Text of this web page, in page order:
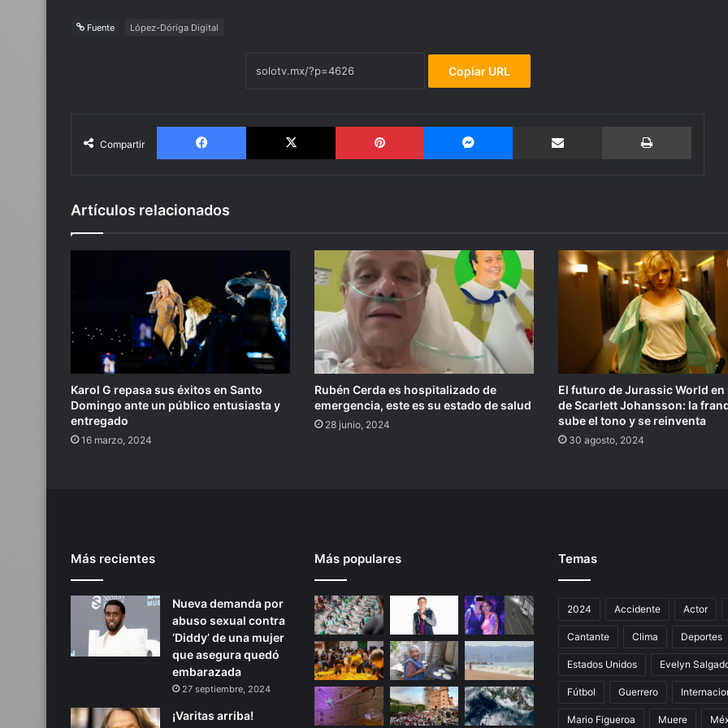
Fuente López-Dóriga Digital
Copiar URL
Compartir
Facebook X Pinterest Messenger Compartir por email
Artículos relacionados
Karol G repasa sus éxitos en Santo
Domingo ante un público entusiasta y
entregado
16 marzo, 2024
Rubén Cerda es hospitalizado de
emergencia, este es su estado de salud
28 junio, 2024
El futuro de Jurassic World en
de Scarlett Johansson: la
sube el tono y se reinventa
30 agosto, 2024
Más recientes
Nueva demanda por
abuso sexual contra
‘Diddy’ de una mujer
que asegura quedó
embarazada
27 septiembre, 2024
¡Varitas arriba!
Más populares Temas
2024 Accidente Actor
Cantante Clima Deportes
Estados Unidos Evelyn
Fútbol Guerrero
Mario Figueroa Muere